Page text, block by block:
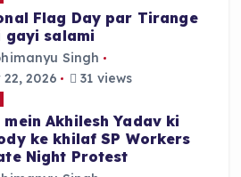
Flag Day par Tirange
gayi salami
Singh
2026
31 views
mein Akhilesh Yadav ki
ke khilaf SP Workers
Night Protest